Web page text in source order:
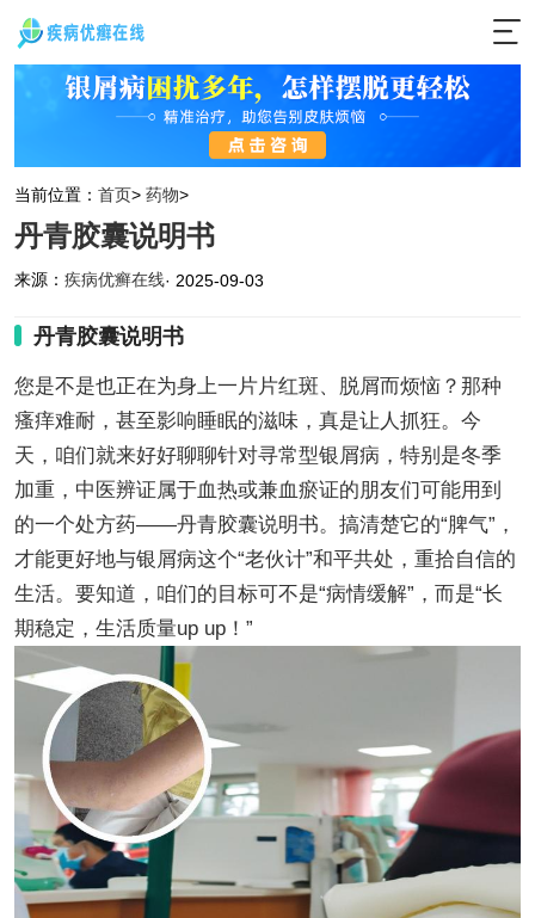
当前位置： 首页> 药物>
丹青胶囊说明书
来源： 疾病优癣在线· 2025-09-03
丹青胶囊说明书
您是不是也正在为身上一片片红斑、脱屑而烦恼？那种
瘙痒难耐，甚至影响睡眠的滋味，真是让人抓狂。今
天，咱们就来好好聊聊针对寻常型银屑病，特别是冬季
加重，中医辨证属于血热或兼血瘀证的朋友们可能用到
的一个处方药——丹青胶囊说明书。搞清楚它的“脾气”，
才能更好地与银屑病这个“老伙计”和平共处，重拾自信的
生活。要知道，咱们的目标可不是“病情缓解”，而是“长
期稳定，生活质量up up！”